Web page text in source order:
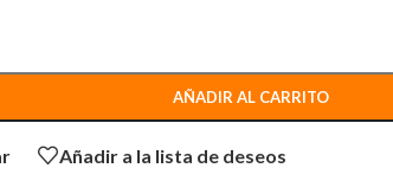
AÑADIR AL CARRITO
Añadir a la lista de deseos